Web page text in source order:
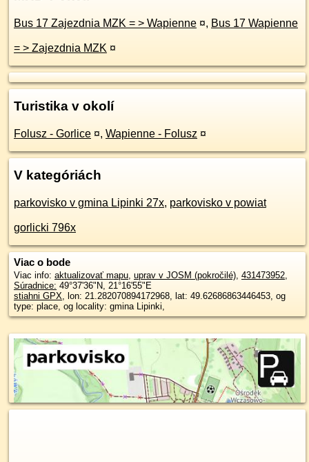
Bus 17 Zajezdnia MZK = > Wapienne ¤, Bus 17 Wapienne
= > Zajezdnia MZK ¤
Turistika v okolí
Folusz - Gorlice ¤, Wapienne - Folusz ¤
V kategóriách
parkovisko v gmina Lipinki 27x, parkovisko v powiat
gorlicki 796x
Viac o bode
Viac info: aktualizovať mapu, uprav v JOSM (pokročilé), 431473952,
Súradnice: 49°37'36"N, 21°16'55"E
stiahni GPX, lon: 21.282070894172968, lat: 49.62686863446453, og
type: place, og locality: gmina Lipinki,